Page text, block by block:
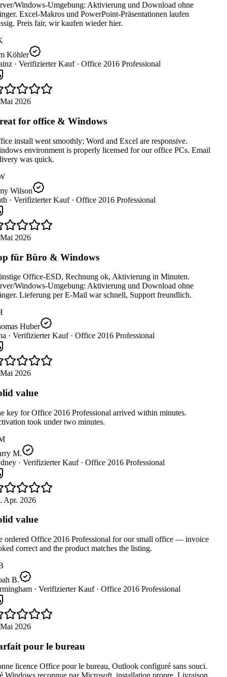
Windows-Umgebung: Aktivierung und Download ohne
Excel-Makros und PowerPoint-Präsentationen laufen
Preis fair, wir kaufen wieder hier.
Köhler
· Verifizierter Kauf · Office 2016 Professional
2026
for office & Windows
install went smoothly; Word and Excel are responsive.
environment is properly licensed for our office PCs. Email
was quick.
Wilson
· Verifizierter Kauf · Office 2016 Professional
2026
für Büro & Windows
Office-ESD, Rechnung ok, Aktivierung in Minuten.
Windows-Umgebung: Aktivierung und Download ohne
Lieferung per E-Mail war schnell, Support freundlich.
Huber
· Verifizierter Kauf · Office 2016 Professional
2026
value
key for Office 2016 Professional arrived within minutes.
took under two minutes.
M.
· Verifizierter Kauf · Office 2016 Professional
Apr. 2026
value
ordered Office 2016 Professional for our small office — invoice
correct and the product matches the listing.
B.
· Verifizierter Kauf · Office 2016 Professional
2026
pour le bureau
licence Office pour le bureau, Outlook configuré sans souci.
Windows reconnue par Microsoft, installation propre. Livraison